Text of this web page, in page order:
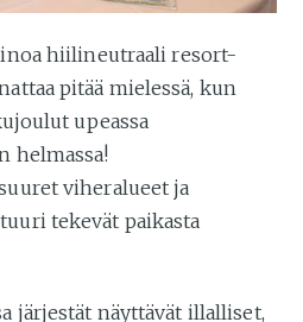
hiilineutraali resort-
pitää mielessä, kun
upeassa
helmassa!
viheralueet ja
tekevät paikasta
järjestät näyttävät illalliset,